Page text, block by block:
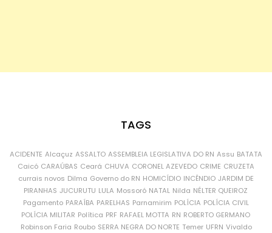
TAGS
ACIDENTE Alcaçuz ASSALTO ASSEMBLEIA LEGISLATIVA DO RN Assu BATATA
Caicó CARAÚBAS Ceará CHUVA CORONEL AZEVEDO CRIME CRUZETA
currais novos Dilma Governo do RN HOMICÍDIO INCÊNDIO JARDIM DE
PIRANHAS JUCURUTU LULA Mossoró NATAL Nilda NÉLTER QUEIROZ
Pagamento PARAÍBA PARELHAS Parnamirim POLÍCIA POLÍCIA CIVIL
POLÍCIA MILITAR Política PRF RAFAEL MOTTA RN ROBERTO GERMANO
Robinson Faria Roubo SERRA NEGRA DO NORTE Temer UFRN Vivaldo